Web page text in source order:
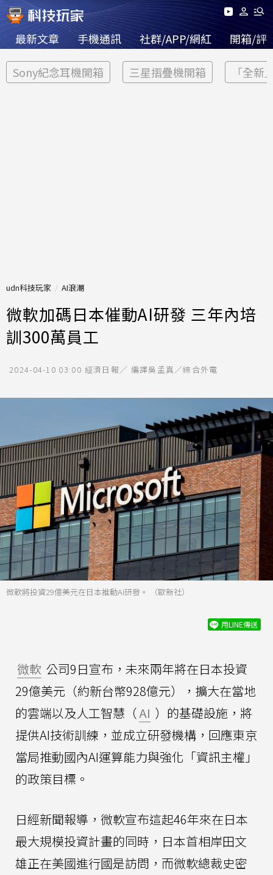
最新文章 手機通訊 社群/APP/網紅 開箱/評
Sony紀念耳機開箱 三星摺疊機開箱 「全新
udn科技玩家 AI浪潮
微軟加碼日本催動AI研發 三年內培
訓300萬員工
2024-04-10 03:00 經濟日報／ 編譯吳孟真／綜合外電
微軟將投資29億美元在日本推動AI研發。 （歐新社）
用LINE傳送
微軟 公司9日宣布，未來兩年將在日本投資
29億美元（約新台幣928億元），擴大在當地
的雲端以及人工智慧（AI ）的基礎設施，將
提供AI技術訓練，並成立研發機構，回應東京
當局推動國內AI運算能力與強化「資訊主權」
的政策目標。
日經新聞報導，微軟宣布這起46年來在日本
最大規模投資計畫的同時，日本首相岸田文
雄正在美國進行國是訪問，而微軟總裁史密